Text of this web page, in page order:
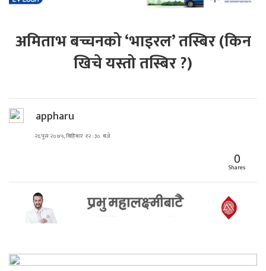
अमिताभ बच्चनको ‘भाइरल’ तस्बिर (किन
खिचे यस्तो तस्बिर ?)
appharu
२६ पुस २०७५, बिहिबार १२ : ३० बजे
0
Shares